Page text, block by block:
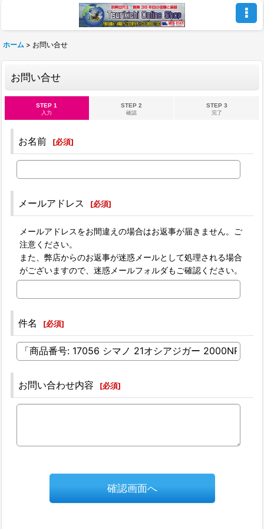
ホーム > お問い合せ
お問い合せ
STEP 1
入力
STEP 2
確認
STEP 3
完了
お名前 [必須]
メールアドレス [必須]
メールアドレスをお間違えの場合はお返事が届きません。ご
注意ください。
また、弊店からのお返事が迷惑メールとして処理される場合
がございますので、迷惑メールフォルダもご確認ください。
件名 [必須]
お問い合わせ内容 [必須]
確認画面へ